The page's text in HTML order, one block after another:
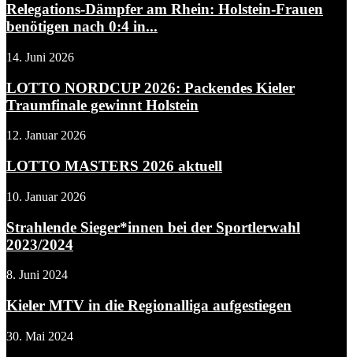
Relegations-Dämpfer am Rhein: Holstein-Frauen
benötigen nach 0:4 in...
14. Juni 2026
LOTTO NORDCUP 2026: Packendes Kieler
Traumfinale gewinnt Holstein
12. Januar 2026
LOTTO MASTERS 2026 aktuell
10. Januar 2026
Strahlende Sieger*innen bei der Sportlerwahl
2023/2024
8. Juni 2024
Kieler MTV in die Regionalliga aufgestiegen
30. Mai 2024